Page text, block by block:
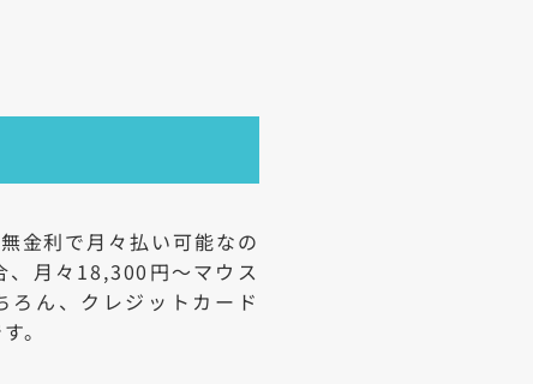
金利で月々払い可能なの
、月々18,300円～マウス
ろん、クレジットカード
。